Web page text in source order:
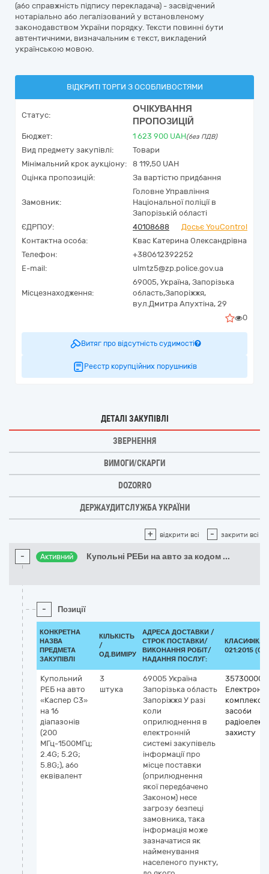
(або справжність підпису перекладача) - засвідчений
нотаріально або легалізований у встановленому
законодавством України порядку. Тексти повинні бути
автентичними, визначальним є текст, викладений
українською мовою.
ВІДКРИТІ ТОРГИ З ОСОБЛИВОСТЯМИ
Статус:
ОЧІКУВАННЯ
ПРОПОЗИЦІЙ
Бюджет: 1 623 900 UAH(без ПДВ)
Вид предмету закупівлі:
Товари
Мінімальний крок аукціону:
8 119,50 UAH
Оцінка пропозицій:
За вартістю придбання
Замовник:
Головне Управління
Національної поліції в
Запорізькій області
ЄДРПОУ:
40108688
Досьє YouControl
Контактна особа:
Квас Катерина Олександрівна
Телефон:
+380612392252
E-mail:
ulmtz5@zp.police.gov.ua
Місцезнаходження:
69005, Україна, Запорізька
область,Запоріжжя,
вул.Дмитра Апухтіна, 29
0
Витяг про відсутність судимості
Реєстр корупційних порушників
ДЕТАЛІ ЗАКУПІВЛІ
ЗВЕРНЕННЯ
ВИМОГИ/СКАРГИ
DOZORRO
ДЕРЖАУДИТСЛУЖБА УКРАЇНИ
+ відкрити всі - закрити всі
- Активний Купольні РЕБи на авто за кодом ...
- Позиції
КОНКРЕТНА
НАЗВА
ПРЕДМЕТА
ЗАКУПІВЛІ
КІЛЬКІСТЬ
/
ОД.ВИМІРУ
АДРЕСА ДОСТАВКИ /
СТРОК ПОСТАВКИ/
ВИКОНАННЯ РОБІТ/
НАДАННЯ ПОСЛУГ:
021:2015
Купольний
РЕБ на авто
«Каспер С3»
на 16
діапазонів
(200
МГц-1500МГц;
2.4G; 5.2G;
5.8G;), або
еквівалент
3
штука
69005 Україна
Запорізька область
Запоріжжя У разі
коли
оприлюднення в
електронній
системі закупівель
інформації про
місце поставки
(оприлюднення
якої передбачено
Законом) несе
загрозу безпеці
замовника, така
інформація може
зазначатися як
найменування
населеного пункту,
35730000-
комплекси
засоби
захисту